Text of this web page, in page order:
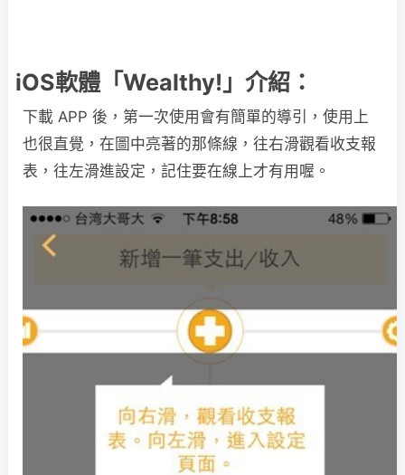
iOS軟體「Wealthy!」介紹：
下載 APP 後，第一次使用會有簡單的導引，使用上
也很直覺，在圖中亮著的那條線，往右滑觀看收支報
表，往左滑進設定，記住要在線上才有用喔。